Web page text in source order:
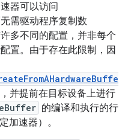
器可以访问
需驱动程序复制数
多不同的配置，并非每个
置。由于存在此限制，因
并提前在目标设备上进行
的编译和执行的行
加速器）。